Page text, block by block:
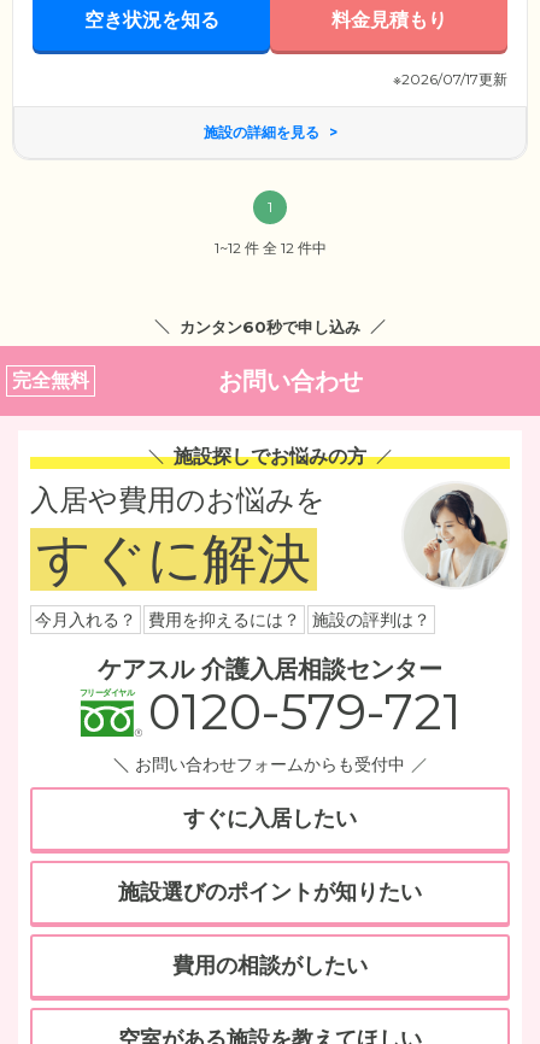
空き状況を知る 料金見積もり
※2026/07/17更新
施設の詳細を見る
1
1~12 件 全 12 件中
カンタン60秒で申し込み
完全無料 お問い合わせ
施設探しでお悩みの方
入居や費用のお悩みを
すぐに解決
今月入れる？ 費用を抑えるには？ 施設の評判は？
ケアスル 介護入居相談センター
0120-579-721
お問い合わせフォームからも受付中
すぐに入居したい
施設選びのポイントが知りたい
費用の相談がしたい